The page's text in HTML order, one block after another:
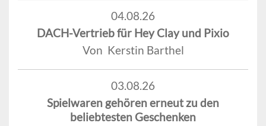
04.08.26
DACH-Vertrieb für Hey Clay und Pixio
Von Kerstin Barthel
03.08.26
Spielwaren gehören erneut zu den
beliebtesten Geschenken